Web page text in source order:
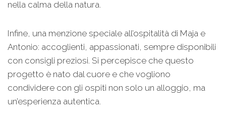
nella calma della natura.
Infine, una menzione speciale all’ospitalità di Maja e
Antonio: accoglienti, appassionati, sempre disponibili
con consigli preziosi. Si percepisce che questo
progetto è nato dal cuore e che vogliono
condividere con gli ospiti non solo un alloggio, ma
un’esperienza autentica.